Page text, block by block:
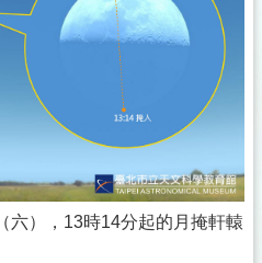
六），13時14分起的月掩軒轅